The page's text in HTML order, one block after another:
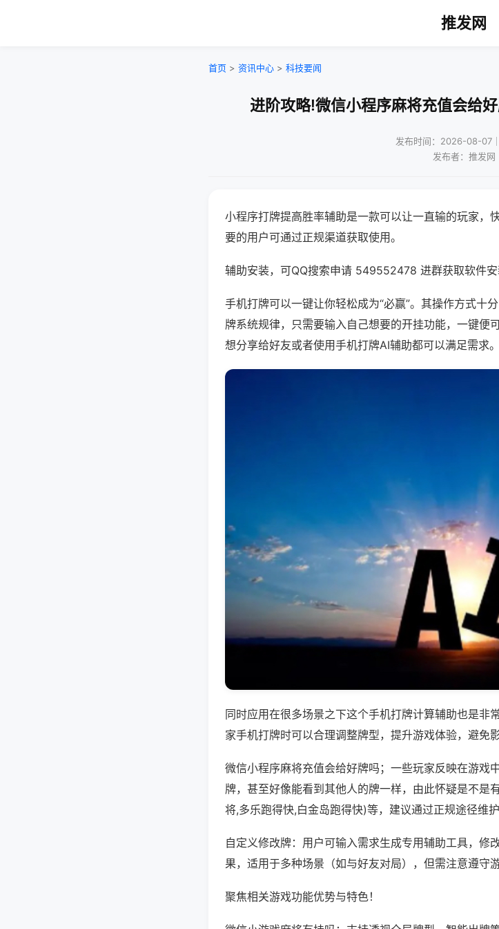
推发网
首页 > 资讯中心 > 科技要闻
进阶攻略!微信小程序麻将充值会给
发布时间：2026-08-07
发布者：推发网
小程序打牌提高胜率辅助是一款可以让一直输的玩家，
要的用户可通过正规渠道获取使用。
辅助安装，可QQ搜索申请 549552478 进群获取软件
手机打牌可以一键让你轻松成为“必赢”。其操作方式十
牌系统规律，只需要输入自己想要的开挂功能，一键便
想分享给好友或者使用手机打牌AI辅助都可以满足需求。
同时应用在很多场景之下这个手机打牌计算辅助也是非
家手机打牌时可以合理调整牌型，提升游戏体验，避免
微信小程序麻将充值会给好牌吗；一些玩家反映在游戏
牌，甚至好像能看到其他人的牌一样，由此怀疑是不是
将,多乐跑得快,白金岛跑得快)等，建议通过正规途径维护
自定义修改牌：用户可输入需求生成专用辅助工具，修
果，适用于多种场景（如与好友对局），但需注意遵守
聚焦相关游戏功能优势与特色！